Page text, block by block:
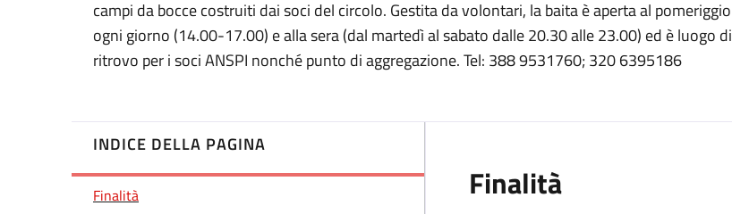
campi da bocce costruiti dai soci del circolo. Gestita da volontari, la baita è aperta al pomeriggio
ogni giorno (14.00-17.00) e alla sera (dal martedì al sabato dalle 20.30 alle 23.00) ed è luogo di
ritrovo per i soci ANSPI nonché punto di aggregazione. Tel: 388 9531760; 320 6395186
INDICE DELLA PAGINA
Finalità
Finalità